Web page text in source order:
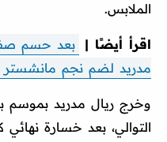
الملابس.
اقرأ أيضًا |
بعد حسم
مدريد لضم نجم
وخرج ريال مدريد بموسم
التوالي، بعد خسارة